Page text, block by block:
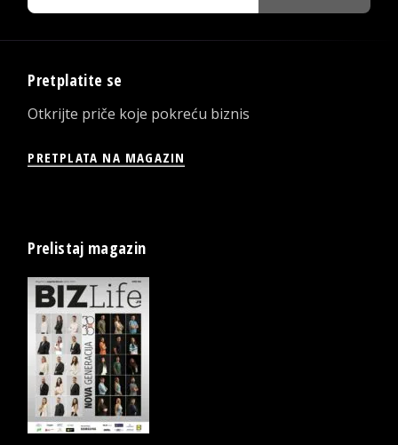
Pretplatite se
Otkrijte priče koje pokreću biznis
PRETPLATA NA MAGAZIN
Prelistaj magazin